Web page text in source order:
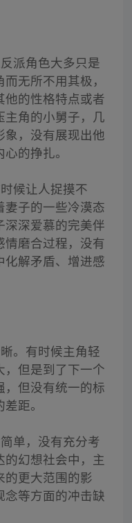
派角色大多只是
无所不用其极，
他的性格特点或者
角的小舅子，几
象，没有展现出他
的挣扎。
候让人捉摸不
妻子的一些冷漠态
深深爱慕的完美伴
磨合过程，没有
化解矛盾、增进感
。有时候主角轻
，但是到了下一个
但没有统一的标
距。
单，没有充分考
幻想社会中，主
的更大范围的影
念等方面的冲击缺